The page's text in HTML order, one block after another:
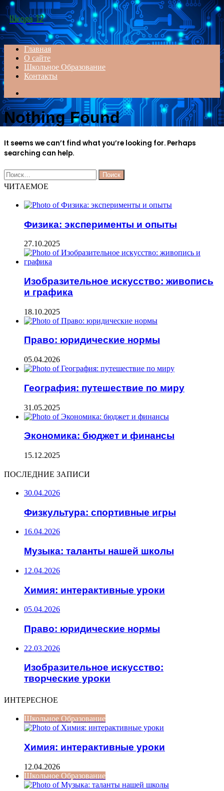
Menu
Школа 12
Главная
О сайте
Школьное Образование
Контакты
for
Nothing Found
It seems we can’t find what you’re looking for. Perhaps
searching can help.
Найти:
ЧИТАЕМОЕ
Физика: эксперименты и опыты
27.10.2025
Изобразительное искусство: живопись
и графика
18.10.2025
Право: юридические нормы
05.04.2026
География: путешествие по миру
31.05.2025
Экономика: бюджет и финансы
15.12.2025
ПОСЛЕДНИЕ ЗАПИСИ
30.04.2026
Физкультура: спортивные игры
16.04.2026
Музыка: таланты нашей школы
12.04.2026
Химия: интерактивные уроки
05.04.2026
Право: юридические нормы
22.03.2026
Изобразительное искусство:
творческие уроки
ИНТЕРЕСНОЕ
Школьное Образование
Химия: интерактивные уроки
12.04.2026
Школьное Образование